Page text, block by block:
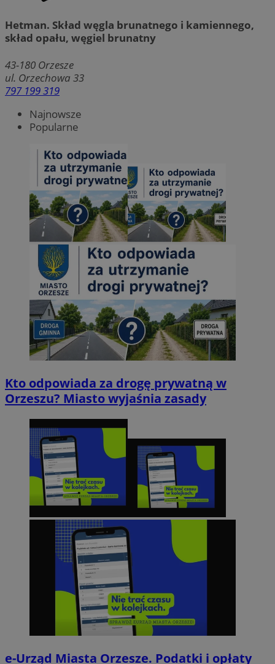
Hetman. Skład węgla brunatnego i kamiennego,
skład opału, węgiel brunatny
43-180 Orzesze
ul. Orzechowa 33
797 199 319
Najnowsze
Popularne
Kto odpowiada za drogę prywatną w
Orzeszu? Miasto wyjaśnia zasady
e-Urząd Miasta Orzesze. Podatki i opłaty